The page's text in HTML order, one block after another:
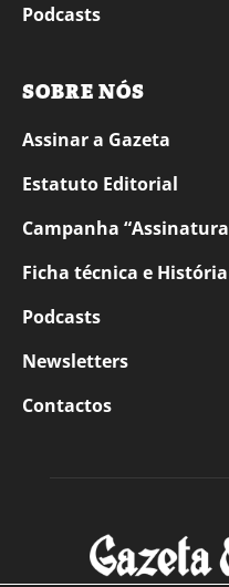
Podcasts
SOBRE NÓS
Assinar a Gazeta
Estatuto Editorial
Campanha
Ficha técnica e História
Podcasts
Newsletters
Contactos